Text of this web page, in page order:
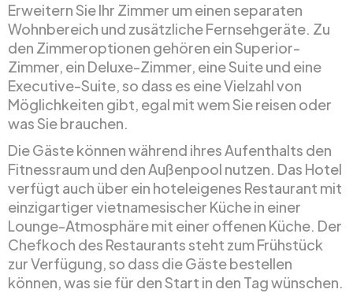
Erweitern Sie Ihr Zimmer um einen separaten
Wohnbereich und zusätzliche Fernsehgeräte. Zu
den Zimmeroptionen gehören ein Superior-
Zimmer, ein Deluxe-Zimmer, eine Suite und eine
Executive-Suite, so dass es eine Vielzahl von
Möglichkeiten gibt, egal mit wem Sie reisen oder
was Sie brauchen.
Die Gäste können während ihres Aufenthalts den
Fitnessraum und den Außenpool nutzen. Das Hotel
verfügt auch über ein hoteleigenes Restaurant mit
einzigartiger vietnamesischer Küche in einer
Lounge-Atmosphäre mit einer offenen Küche. Der
Chefkoch des Restaurants steht zum Frühstück
zur Verfügung, so dass die Gäste bestellen
können, was sie für den Start in den Tag wünschen.